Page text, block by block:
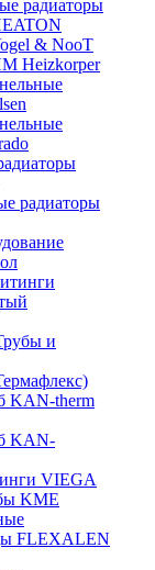
радиаторы
& NooT
Heizkorper
радиаторы
и
KAN-therm
KAN-
VIEGA
KME
FLEXALEN